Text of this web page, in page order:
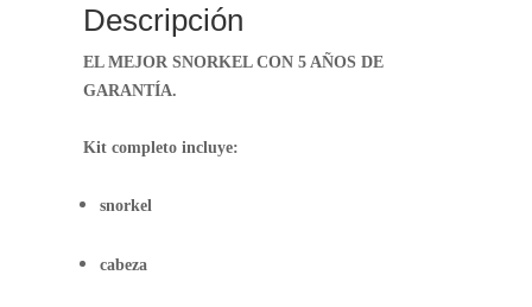
Descripción
EL MEJOR SNORKEL CON 5 AÑOS DE
GARANTÍA.
Kit completo incluye:
snorkel
cabeza